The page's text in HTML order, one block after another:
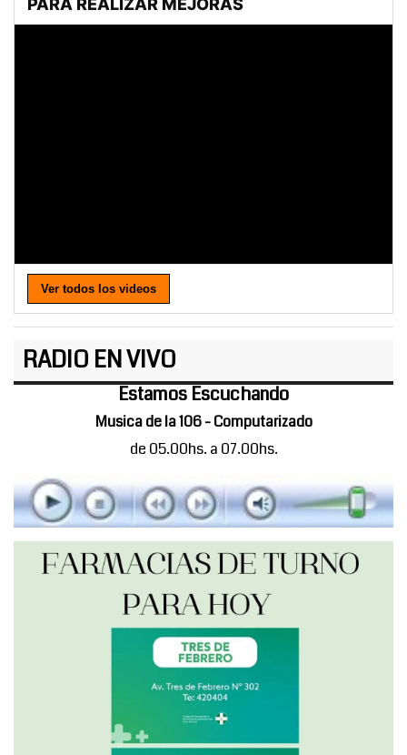
Ver todos los videos
RADIO EN VIVO
Estamos Escuchando
Musica de la 106 - Computarizado
de 05.00hs. a 07.00hs.